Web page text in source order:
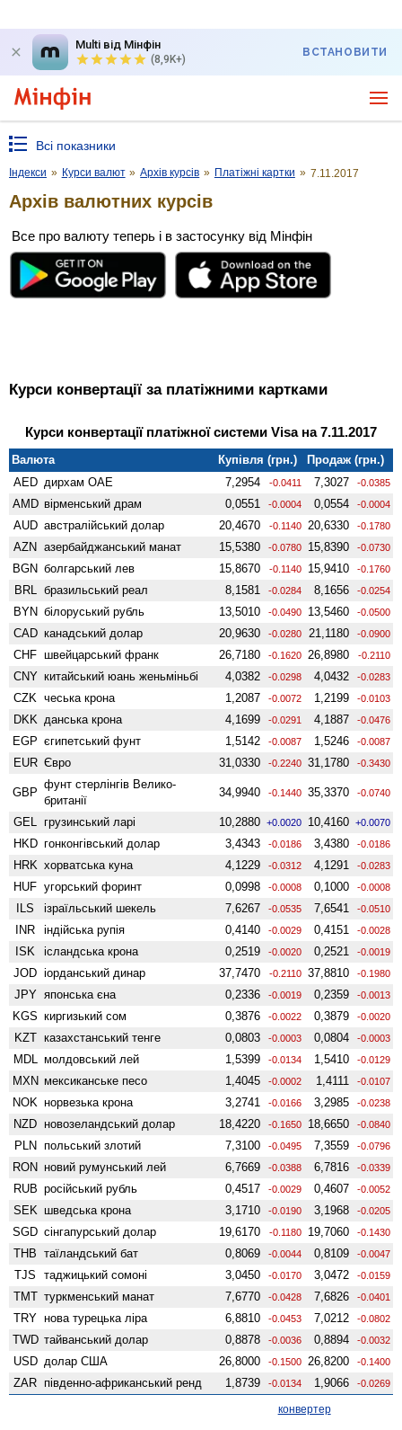
Multi від Мінфін
(8,9K+)
ВСТАНОВИТИ
Всі показники
Індекси » Курси валют » Архів курсів » Платіжні картки » 7.11.2017
Архів валютних курсів
Все про валюту теперь і в застосунку від Мінфін
Курси конвертації за платіжними картками
Курси конвертації платіжної системи Visa на 7.11.2017
Валюта Купівля (грн.)
Продаж (грн.)
AED дирхам ОАЕ 7,2954 -0.0411 7,3027 -0.0385
AMD вiрменський драм 0,0551 -0.0004 0,0554 -0.0004
AUD австралійський долар 20,4670 -0.1140 20,6330 -0.1780
AZN азербайджанський манат 15,5380 -0.0780 15,8390 -0.0730
BGN болгарський лев 15,8670 -0.1140 15,9410 -0.1760
BRL бразильський реал 8,1581 -0.0284 8,1656 -0.0254
BYN білоруський рубль 13,5010 -0.0490 13,5460 -0.0500
CAD канадський долар 20,9630 -0.0280 21,1180 -0.0900
CHF швейцарський франк 26,7180 -0.1620 26,8980 -0.2110
CNY китайський юань женьмiньбi 4,0382 -0.0298 4,0432 -0.0283
CZK чеська крона 1,2087 -0.0072 1,2199 -0.0103
DKK данська крона 4,1699 -0.0291 4,1887 -0.0476
EGP єгипетський фунт 1,5142 -0.0087 1,5246 -0.0087
EUR Євро 31,0330 -0.2240 31,1780 -0.3430
GBP
фунт стерлінгів Велико­
британії
34,9940 -0.1440 35,3370 -0.0740
GEL грузинський ларі 10,2880 +0.0020 10,4160 +0.0070
HKD гонконгівський долар 3,4343 -0.0186 3,4380 -0.0186
HRK хорватська куна 4,1229 -0.0312 4,1291 -0.0283
HUF угорський форинт 0,0998 -0.0008 0,1000 -0.0008
ILS ізраїльський шекель 7,6267 -0.0535 7,6541 -0.0510
INR індійська рупія 0,4140 -0.0029 0,4151 -0.0028
ISK ісландська крона 0,2519 -0.0020 0,2521 -0.0019
JOD іорданський динар 37,7470 -0.2110 37,8810 -0.1980
JPY японська єна 0,2336 -0.0019 0,2359 -0.0013
KGS киргизький сом 0,3876 -0.0022 0,3879 -0.0020
KZT казахстанський тенге 0,0803 -0.0003 0,0804 -0.0003
MDL молдовський лей 1,5399 -0.0134 1,5410 -0.0129
MXN мексиканське песо 1,4045 -0.0002 1,4111 -0.0107
NOK норвезька крона 3,2741 -0.0166 3,2985 -0.0238
NZD ново­зеландський долар 18,4220 -0.1650 18,6650 -0.0840
PLN польський злотий 7,3100 -0.0495 7,3559 -0.0796
RON новий румунський лей 6,7669 -0.0388 6,7816 -0.0339
RUB російський рубль 0,4517 -0.0029 0,4607 -0.0052
SEK шведська крона 3,1710 -0.0190 3,1968 -0.0205
SGD сінгапурський долар 19,6170 -0.1180 19,7060 -0.1430
THB таїландський бат 0,8069 -0.0044 0,8109 -0.0047
TJS таджицький сомоні 3,0450 -0.0170 3,0472 -0.0159
TMT туркменський манат 7,6770 -0.0428 7,6826 -0.0401
TRY нова турецька ліра 6,8810 -0.0453 7,0212 -0.0802
TWD тайванський долар 0,8878 -0.0036 0,8894 -0.0032
USD долар США 26,8000 -0.1500 26,8200 -0.1400
ZAR південно-африканський ренд 1,8739 -0.0134 1,9066 -0.0269
конвертер